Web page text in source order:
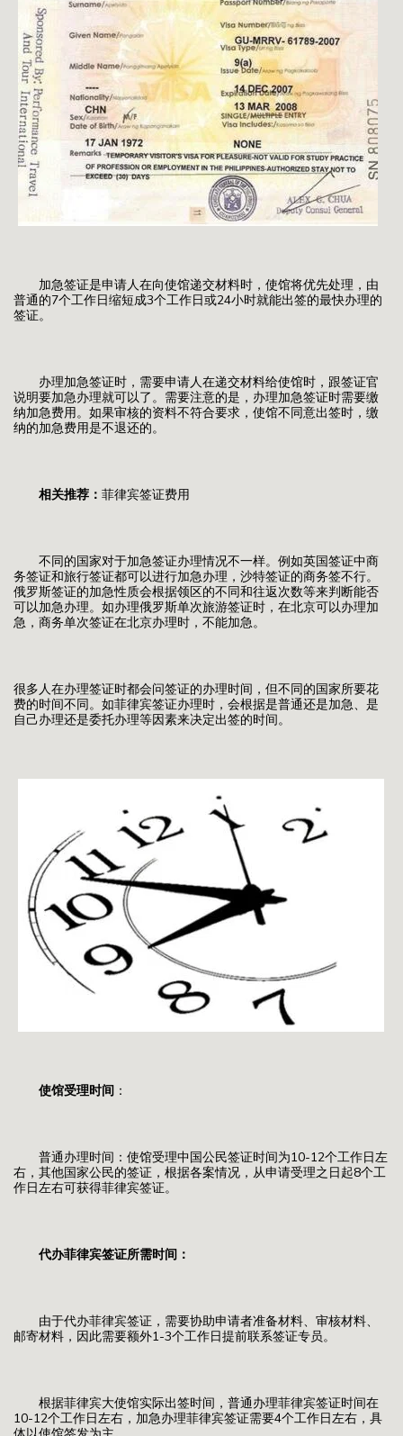
加急签证是申请人在向使馆递交材料时，使馆将优先处理，由
普通的7个工作日缩短成3个工作日或24小时就能出签的最快办理的
签证。
办理加急签证时，需要申请人在递交材料给使馆时，跟签证官
说明要加急办理就可以了。需要注意的是，办理加急签证时需要缴
纳加急费用。如果审核的资料不符合要求，使馆不同意出签时，缴
纳的加急费用是不退还的。
相关推荐： 菲律宾签证费用
不同的国家对于加急签证办理情况不一样。例如英国签证中商
务签证和旅行签证都可以进行加急办理，沙特签证的商务签不行。
俄罗斯签证的加急性质会根据领区的不同和往返次数等来判断能否
可以加急办理。如办理俄罗斯单次旅游签证时，在北京可以办理加
急，商务单次签证在北京办理时，不能加急。
很多人在办理签证时都会问签证的办理时间，但不同的国家所要花
费的时间不同。如菲律宾签证办理时，会根据是普通还是加急、是
自己办理还是委托办理等因素来决定出签的时间。
使馆受理时间 ：
普通办理时间：使馆受理中国公民签证时间为10-12个工作日左
右，其他国家公民的签证，根据各案情况，从申请受理之日起8个工
作日左右可获得菲律宾签证。
代办菲律宾签证所需时间：
由于代办菲律宾签证，需要协助申请者准备材料、审核材料、
邮寄材料，因此需要额外1-3个工作日提前联系签证专员。
根据菲律宾大使馆实际出签时间，普通办理菲律宾签证时间在
10-12个工作日左右，加急办理菲律宾签证需要4个工作日左右，具